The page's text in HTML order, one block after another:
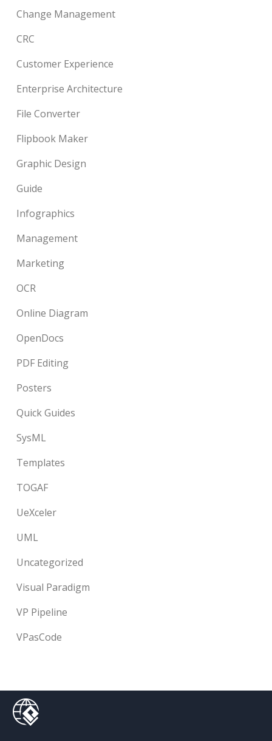
Change Management
CRC
Customer Experience
Enterprise Architecture
File Converter
Flipbook Maker
Graphic Design
Guide
Infographics
Management
Marketing
OCR
Online Diagram
OpenDocs
PDF Editing
Posters
Quick Guides
SysML
Templates
TOGAF
UeXceler
UML
Uncategorized
Visual Paradigm
VP Pipeline
VPasCode